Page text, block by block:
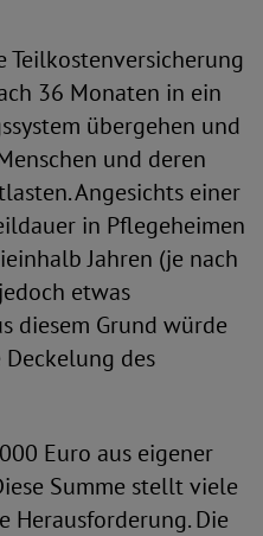
Teilkostenversicherung
36 Monaten in ein
übergehen und
und deren
Angesichts einer
in Pflegeheimen
Jahren (je nach
etwas
diesem Grund würde
des
Euro aus eigener
Summe stellt viele
Herausforderung. Die